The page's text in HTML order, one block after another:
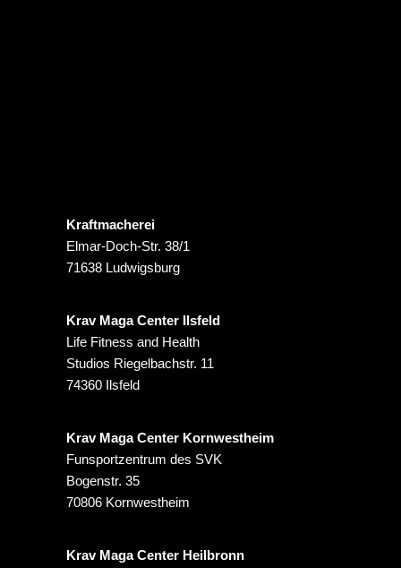
Kraftmacherei
Elmar-Doch-Str. 38/1
71638 Ludwigsburg
Krav Maga Center Ilsfeld
Life Fitness and Health
Studios Riegelbachstr. 11
74360 Ilsfeld
Krav Maga Center Kornwestheim
Funsportzentrum des SVK
Bogenstr. 35
70806 Kornwestheim
Krav Maga Center Heilbronn